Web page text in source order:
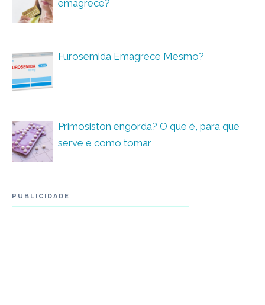
emagrece?
Furosemida Emagrece Mesmo?
Primosiston engorda? O que é, para que
serve e como tomar
PUBLICIDADE